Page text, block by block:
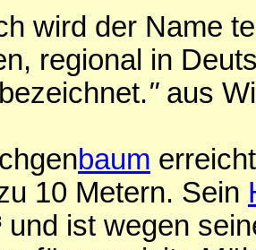
wird der Name
regional in
bezeichnet." aus
baum
10 Metern. Sein
und ist wegen